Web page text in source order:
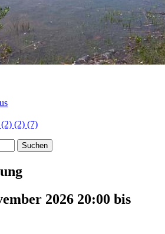
(2) (7)
Suchen
2026 20:00 bis